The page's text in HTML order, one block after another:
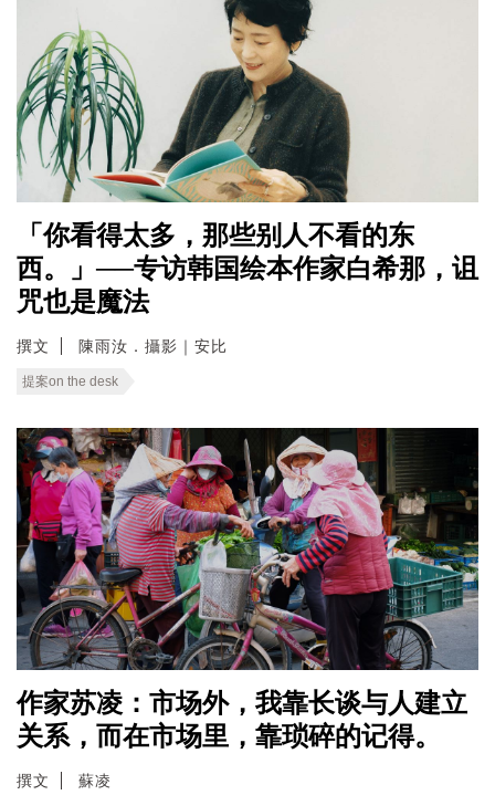
「你看得太多，那些别人不看的东
西。」──专访韩国绘本作家白希那，诅
咒也是魔法
撰文 陳雨汝．攝影｜安比
提案on the desk
作家苏凌：市场外，我靠长谈与人建立
关系，而在市场里，靠琐碎的记得。
撰文 蘇凌